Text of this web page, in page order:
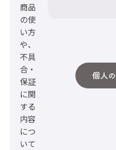
商品
の使
い方
や、
不具
合・
保証
に関
する
内容
につ
いて
個人